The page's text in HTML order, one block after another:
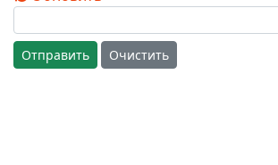
Отправить Очистить